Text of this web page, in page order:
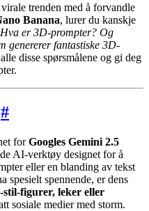
trenden med å forvandle
Banana, lurer du kanskje
er 3D-prompter? Og
genererer fantastiske 3D-
disse spørsmålene og gi deg
#
forGoogles Gemini 2.5
AI-verktøy designet for å
eller en blanding av tekst
spesielt spennende, er dens
stil-figurer, leker eller
sosiale medier med storm.